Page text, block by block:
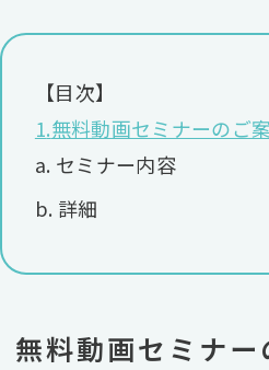
【目次】
無料動画セミナーのご
セミナー内容
詳細
無料動画セミナー